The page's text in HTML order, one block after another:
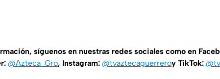
síguenos en nuestras redes sociales como en
@Azteca_Gro, Instagram: @tvaztecaguerreroy TikTok: